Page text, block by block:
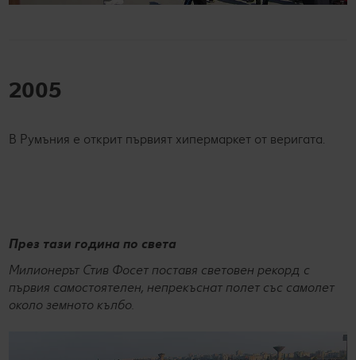
2005
В Румъния е открит първият хипермаркет от веригата.
През тази година по света
Милионерът Стив Фосет поставя световен рекорд с
първия самостоятелен, непрекъснат полет със самолет
около земното кълбо.